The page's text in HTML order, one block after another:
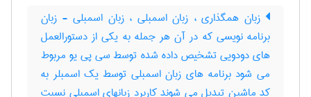
زبان همگذاری ، زبان اسمبلی ، زبان اسمبلی - زبان
برنامه نویسی که در آن هر جمله به یکی از دستورالعمل
های دودویی تشخیص داده شده توسط سی پی یو مربوط
می شود برنامه های زبان اسمبلی توسط یک اسمبلر به
کد ماشین تبدیل می شوند کاربرد زبانهای اسمبلی نسبت